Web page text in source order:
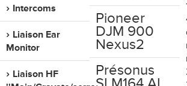
CONTACT
Intercoms
Liaison Ear
Monitor
Liaison HF
Pioneer
DJM 900
Nexus2
Présonus